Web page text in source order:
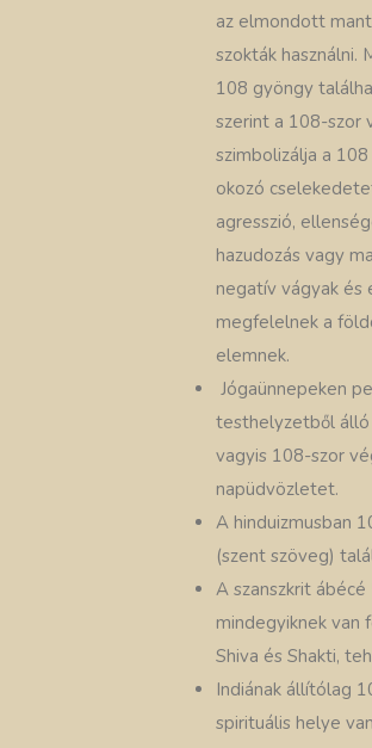
az elmondott
szokták használni.
108 gyöngy
szerint a 108-szor
szimbolizálja a
okozó
agresszió,
hazudozás vagy
negatív vágyak és
megfelelnek a
elemnek.
Jógaünnepeken
testhelyzetből álló
vagyis 108-szor
napüdvözletet.
A hinduizmusban
(szent szöveg)
A szanszkrit
mindegyiknek van
Shiva és Shakti,
Indiának állítólag
spirituális helye